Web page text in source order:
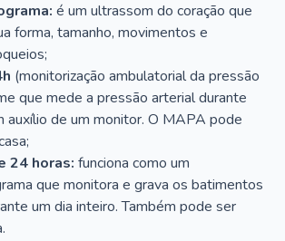
é um ultrassom do coração que
forma, tamanho, movimentos e
(monitorização ambulatorial da pressão
que mede a pressão arterial durante
auxílio de um monitor. O MAPA pode
24 horas: funciona como um
que monitora e grava os batimentos
um dia inteiro. Também pode ser